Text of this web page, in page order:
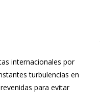
internacionales por
turbulencias en
para evitar